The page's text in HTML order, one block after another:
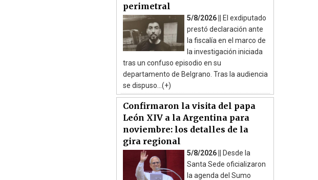
perimetral
5/8/2026 ||
El exdiputado
prestó declaración ante
la fiscalía en el marco de
la investigación iniciada
tras un confuso episodio en su
departamento de Belgrano. Tras la audiencia
se dispuso...(+)
Confirmaron la visita del papa
León XIV a la Argentina para
noviembre: los detalles de la
gira regional
5/8/2026 ||
Desde la
Santa Sede oficializaron
la agenda del Sumo